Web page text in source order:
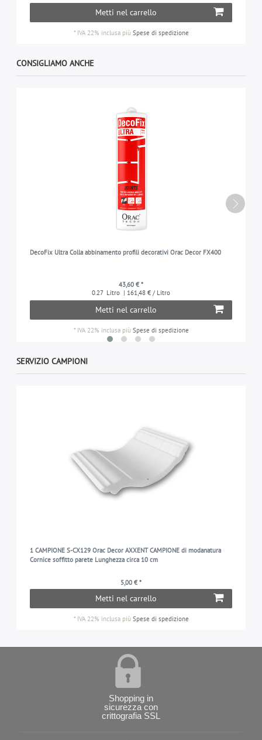
Metti nel carrello
* IVA 22% inclusapiù Spese di spedizione
CONSIGLIAMO ANCHE
DecoFix Ultra Colla abbinamento profili decorativi Orac Decor FX400
43,60 € *
0.27 Litro | 161,48 € / Litro
Metti nel carrello
* IVA 22% inclusapiù Spese di spedizione
SERVIZIO CAMPIONI
1 CAMPIONE S-CX129 Orac Decor AXXENT CAMPIONE di modanatura
Cornice soffitto parete Lunghezza circa 10 cm
5,00 € *
Metti nel carrello
* IVA 22% inclusapiù Spese di spedizione
Shopping in
sicurezza con
crittografia SSL